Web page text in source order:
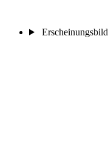
Erscheinungsbild